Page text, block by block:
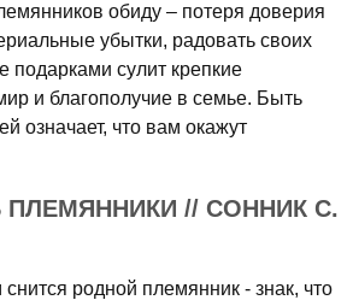
обиду – потеря доверия
убытки, радовать своих
подарками сулит крепкие
и благополучие в семье. Быть
означает, что вам окажут
// СОННИК С.
родной племянник - знак, что